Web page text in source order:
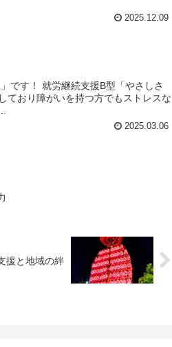
2025.12.09
です！ 就労継続支援B型「やさしさ
ており障がいを持つ方でもストレスな
2025.03.06
援と地域の絆